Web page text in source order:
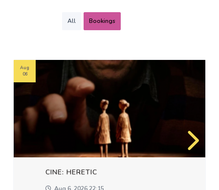
All Bookings
CINE: HERETIC
Aug
06